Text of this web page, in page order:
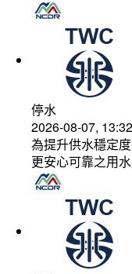
停水
2026-08-07,
為提升供水穩定
更安心可靠之用